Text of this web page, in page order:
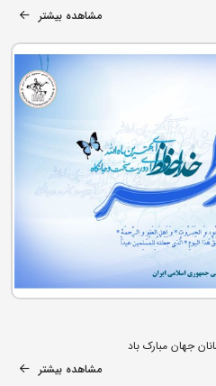
مشاهده بیشتر
جهان مبارک باد
مشاهده بیشتر